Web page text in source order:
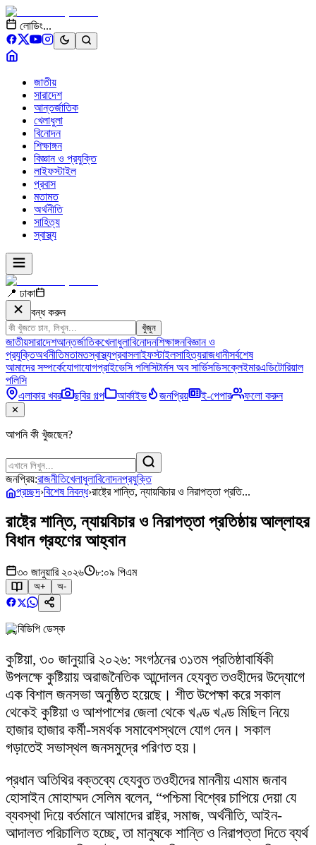
লোডিং...
জাতীয়
সারাদেশ
আন্তর্জাতিক
খেলাধুলা
বিনোদন
শিক্ষাঙ্গন
বিজ্ঞান ও প্রযুক্তি
লাইফস্টাইল
প্রবাস
মতামত
অর্থনীতি
সাহিত্য
স্বাস্থ্য
📍 ঢাকা
বন্ধ করুন
খুঁজুন
জাতীয়সারাদেশআন্তর্জাতিকখেলাধুলাবিনোদনশিক্ষাঙ্গনবিজ্ঞান ও
প্রযুক্তিঅর্থনীতিমতামতস্বাস্থ্যপ্রবাসলাইফস্টাইলসাহিত্যরাজধানীসর্বশেষ
আমাদের সম্পর্কেযোগাযোগপ্রাইভেসি পলিসিটার্মস অব সার্ভিসডিসক্লেইমারএডিটোরিয়াল
পলিসি
এলাকার খবর
ছবির গল্প আর্কাইভ জনপ্রিয় ই-পেপার ফলো করুন
✕
আপনি কী খুঁজছেন?
জনপ্রিয়:রাজনীতিখেলাধুলাবিনোদনপ্রযুক্তি
প্রচ্ছদ›বিশেষ নিবন্ধ›রাষ্ট্রে শান্তি, ন্যায়বিচার ও নিরাপত্তা প্রতি...
রাষ্ট্রে শান্তি, ন্যায়বিচার ও নিরাপত্তা প্রতিষ্ঠায় আল্লাহর
বিধান গ্রহণের আহ্বান
৩০ জানুয়ারি ২০২৬ ৮:০৯ পিএম
অ+ অ-
বিডিপি ডেস্ক
কুষ্টিয়া, ৩০ জানুয়ারি ২০২৬: সংগঠনের ৩১তম প্রতিষ্ঠাবার্ষিকী
উপলক্ষে কুষ্টিয়ায় অরাজনৈতিক আন্দোলন হেযবুত তওহীদের উদ্যোগে
এক বিশাল জনসভা অনুষ্ঠিত হয়েছে। শীত উপেক্ষা করে সকাল
থেকেই কুষ্টিয়া ও আশপাশের জেলা থেকে খণ্ড খণ্ড মিছিল নিয়ে
হাজার হাজার কর্মী-সমর্থক সমাবেশস্থলে যোগ দেন। সকাল
গড়াতেই সভাস্থল জনসমুদ্রে পরিণত হয়।
প্রধান অতিথির বক্তব্যে হেযবুত তওহীদের মাননীয় এমাম জনাব
হোসাইন মোহাম্মদ সেলিম বলেন, “পশ্চিমা বিশ্বের চাপিয়ে দেয়া যে
ব্যবস্থা দিয়ে বর্তমানে আমাদের রাষ্ট্র, সমাজ, অর্থনীতি, আইন-
আদালত পরিচালিত হচ্ছে, তা মানুষকে শান্তি ও নিরাপত্তা দিতে ব্যর্থ